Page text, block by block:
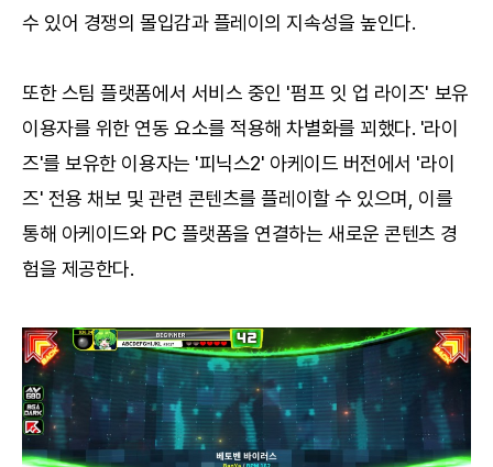
수 있어 경쟁의 몰입감과 플레이의 지속성을 높인다.
또한 스팀 플랫폼에서 서비스 중인 '펌프 잇 업 라이즈' 보유
이용자를 위한 연동 요소를 적용해 차별화를 꾀했다. '라이
즈'를 보유한 이용자는 '피닉스2' 아케이드 버전에서 '라이
즈' 전용 채보 및 관련 콘텐츠를 플레이할 수 있으며, 이를
통해 아케이드와 PC 플랫폼을 연결하는 새로운 콘텐츠 경
험을 제공한다.